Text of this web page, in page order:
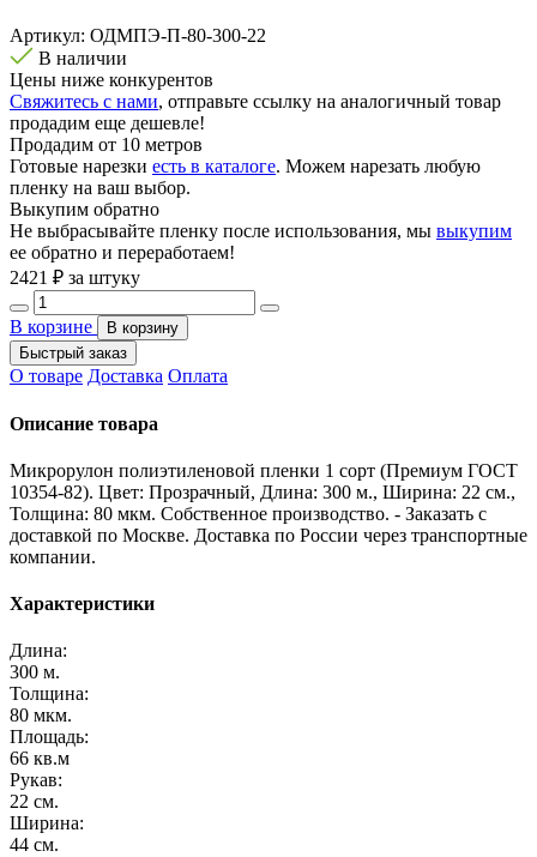
Артикул: ОДМПЭ-П-80-300-22
В наличии
Цены ниже конкурентов
Свяжитесь с нами, отправьте ссылку на аналогичный товар
продадим еще дешевле!
Продадим от 10 метров
Готовые нарезки есть в каталоге. Можем нарезать любую
пленку на ваш выбор.
Выкупим обратно
Не выбрасывайте пленку после использования, мы выкупим
ее обратно и переработаем!
2421 ₽ за штуку
В корзине
В корзину
Быстрый заказ
О товаре Доставка Оплата
Описание товара
Микрорулон полиэтиленовой пленки 1 сорт (Премиум ГОСТ
10354-82). Цвет: Прозрачный, Длина: 300 м., Ширина: 22 см.,
Толщина: 80 мкм. Собственное производство. - Заказать с
доставкой по Москве. Доставка по России через транспортные
компании.
Характеристики
Длина:
300 м.
Толщина:
80 мкм.
Площадь:
66 кв.м
Рукав:
22 см.
Ширина:
44 см.